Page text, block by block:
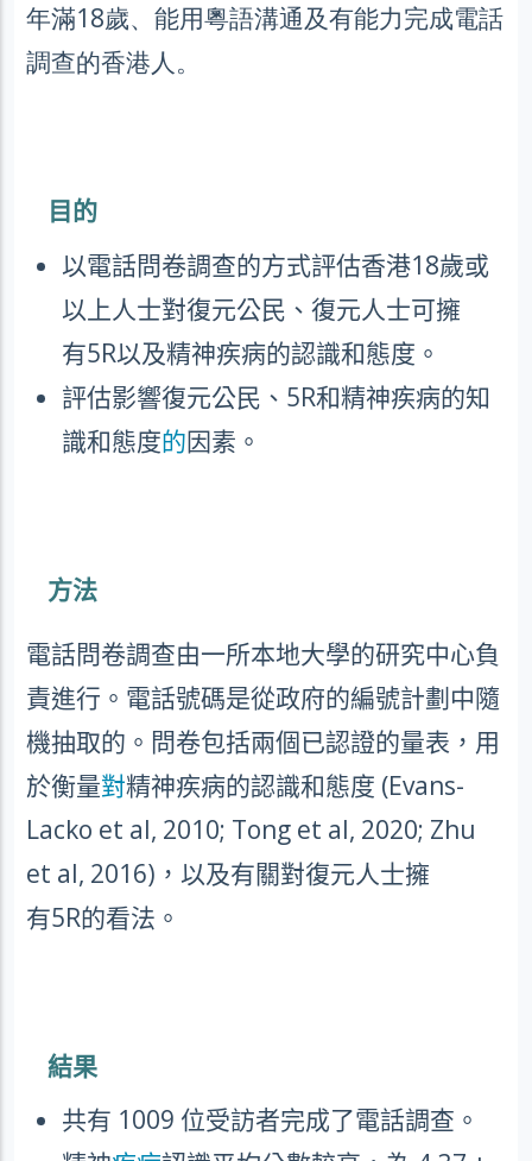
年滿18歲、能用粵語溝通及有能力完成電話
調查的香港人。
目的
以電話問卷調查的方式評估香港18歲或
以上人士對復元公民、復元人士可擁
有5R以及精神疾病的認識和態度。
評估影響復元公民、 5R和精神疾病的知
識和態度的因素。
方法
電話問卷調查由一所本地大學的研究中心負
責進行。電話號碼是從政府的編號計劃中隨
機抽取的。問卷包括兩個已認證的量表，用
於衡量對精神疾病的認識和態度 (Evans-
Lacko et al, 2010; Tong et al, 2020; Zhu
et al, 2016) ，以及有關對復元人士擁
有5R的看法。
結果
共有 1009 位受訪者完成了電話調查。